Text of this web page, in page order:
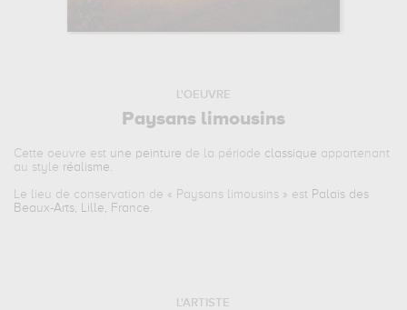
L'OEUVRE
Paysans limousins
Cette oeuvre est une peinture de la période classique appartenant
au style réalisme.
Le lieu de conservation de « Paysans limousins » est Palais des
Beaux-Arts, Lille, France.
L'ARTISTE